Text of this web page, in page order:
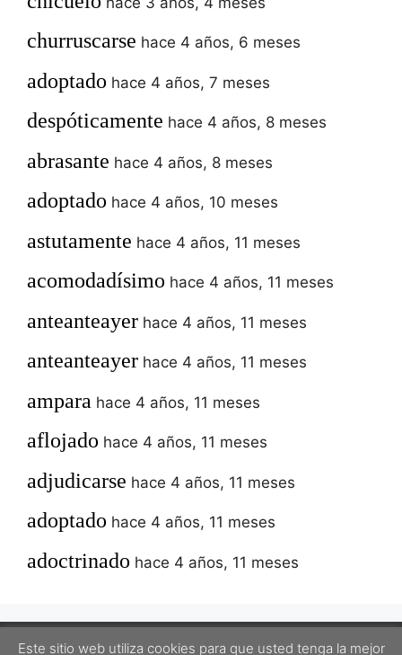
churruscarse hace 4 años, 6 meses
adoptado hace 4 años, 7 meses
despóticamente hace 4 años, 8 meses
abrasante hace 4 años, 8 meses
adoptado hace 4 años, 10 meses
astutamente hace 4 años, 11 meses
acomodadísimo hace 4 años, 11 meses
anteanteayer hace 4 años, 11 meses
anteanteayer hace 4 años, 11 meses
ampara hace 4 años, 11 meses
aflojado hace 4 años, 11 meses
adjudicarse hace 4 años, 11 meses
adoptado hace 4 años, 11 meses
adoctrinado hace 4 años, 11 meses
Este sitio web utiliza cookies para que usted tenga la mejor